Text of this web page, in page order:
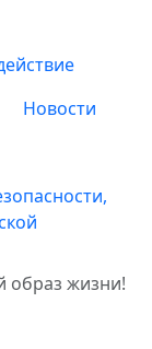
Новости
образ жизни!